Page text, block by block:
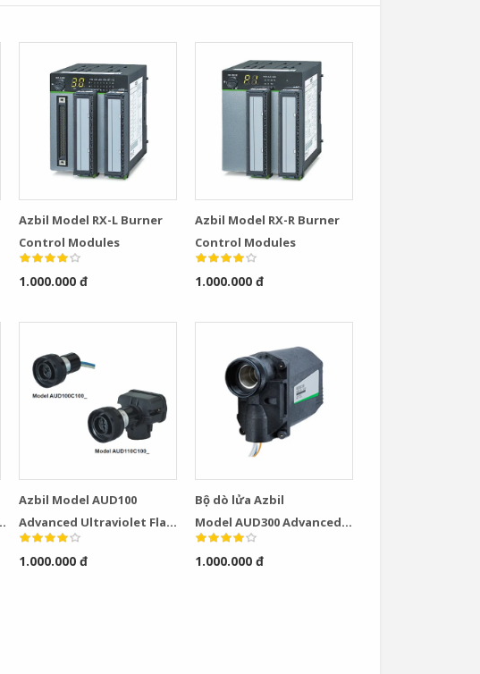
Azbil Model RX-L Burner
Control Modules
1.000.000 đ
Azbil Model RX-R Burner
Control Modules
1.000.000 đ
Azbil Model AUD100
Advanced Ultraviolet Flame
Detector
1.000.000 đ
Bộ dò lửa Azbil
Model AUD300 Advanced
Ultraviolet Flame Detector
1.000.000 đ